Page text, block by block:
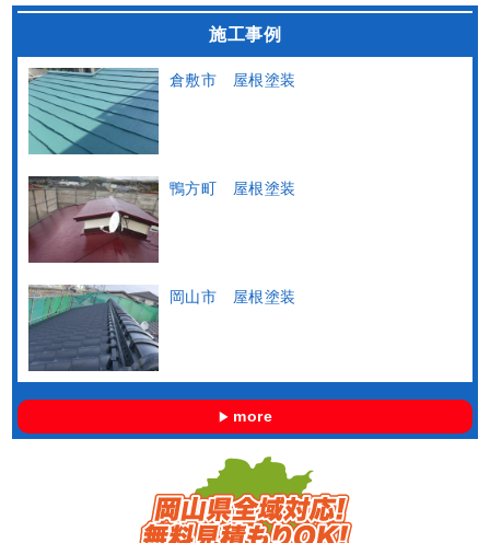
施工事例
倉敷市 屋根塗装
鴨方町 屋根塗装
岡山市 屋根塗装
more